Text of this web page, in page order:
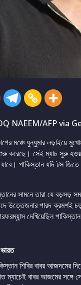
NAEEM/AFP via
মঞ্চে ধুন্ধুমার লড়াইয়ে
করেছে। সেই ম্যাচ সুরু
পাকিস্তান যদি টস
সামনে তারা যে বড়সড়
উত্তেজনার পারদ ক্রমশই
দেখিয়েছিল
শিবির বাবর আজদমের
ম্যাচেই বাবর আজমের